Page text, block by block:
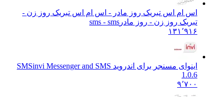
اس ام اس تبریک روز مادر - اس ام اس تبریک روز زن -
تبریک روز زن - روز مادر sms - sms
۱۳۱٬۹۱۶
اینوای مسنجر برای اندروید SMS invi Messenger and SMS
1.0.6
۹٬۷۰۰